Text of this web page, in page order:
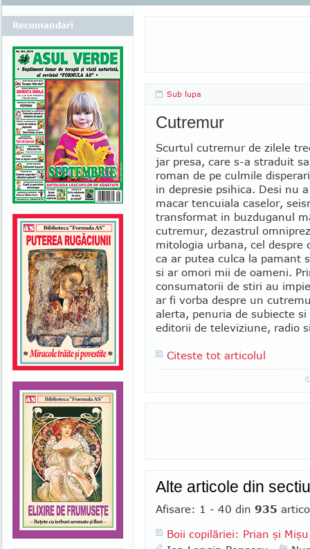
Sub lupa
Cutremur
Scurtul cutremur de zilele
jar presa, care s-a straduit
roman de pe culmile
in depresie psihica. Desi nu
macar tencuiala caselor,
transformat in buzduganul
cutremur, dezastrul
mitologia urbana, cel despre
ca ar putea culca la pamant
si ar omori mii de oameni.
consumatorii de stiri au
ar fi vorba despre un
alerta, penuria de subiecte
editorii de televiziune, radio
Citeste tot articolul
Alte articole din
Afisare: 1 - 40 din 935
Boii copilăriei: Prian şi Mişu
Recomandari